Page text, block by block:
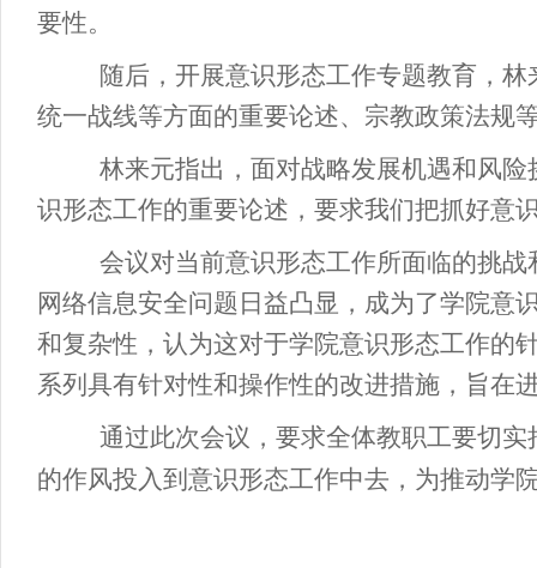
要性。
随后，开展意识形态工作专题教育，林
统一战线等方面的重要论述、宗教政策法规
林来元指出，面对战略发展机遇和风险
识形态工作的重要论述，要求我们把抓好意
会议对当前意识形态工作所面临的挑战
网络信息安全问题日益凸显，成为了学院意
和复杂性，认为这对于学院意识形态工作的
系列具有针对性和操作性的改进措施，旨在
通过此次会议，要求全体教职工要切实
的作风投入到意识形态工作中去，为推动学